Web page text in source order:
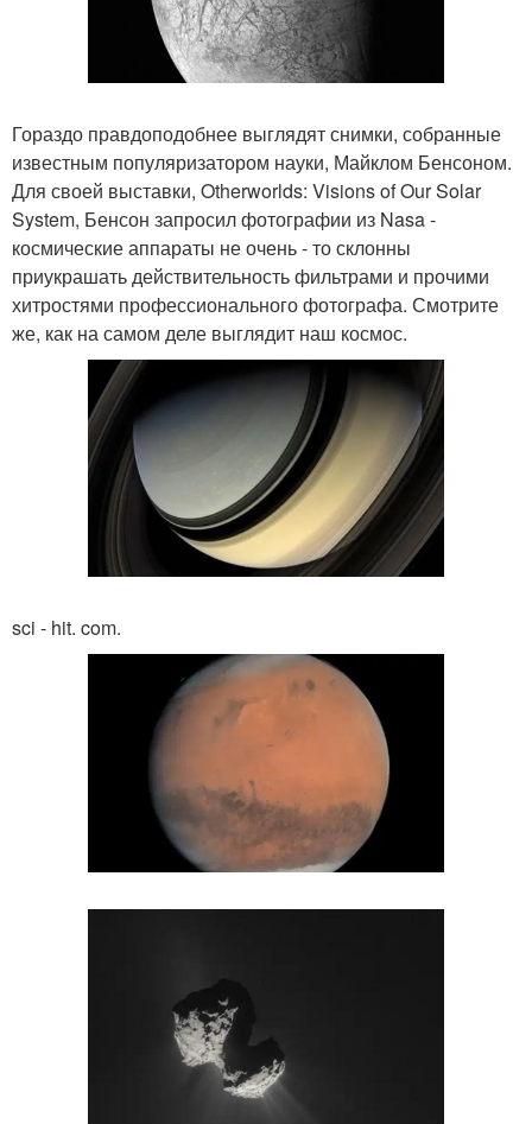
Гораздо правдоподобнее выглядят снимки, собранные
известным популяризатором науки, Майклом Бенсоном.
Для своей выставки, Otherworlds: Visions of Our Solar
System, Бенсон запросил фотографии из Nasa -
космические аппараты не очень - то склонны
приукрашать действительность фильтрами и прочими
хитростями профессионального фотографа. Смотрите
же, как на самом деле выглядит наш космос.
sci - hit. com.